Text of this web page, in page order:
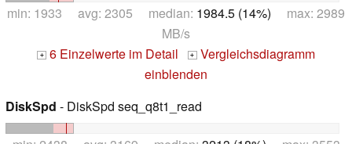
min: 1933 avg: 2305 median: 1984.5 (14%) max: 2989
MB/s
+ 6 Einzelwerte im Detail + Vergleichsdiagramm
einblenden
DiskSpd - DiskSpd seq_q8t1_read